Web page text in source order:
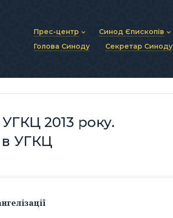
Прес-центр
Новини та анонси
Синод Єпископів
Статут Синоду
Синодальні органи
Голова Синоду Секретар Синоду
2013 року.
в УГКЦ